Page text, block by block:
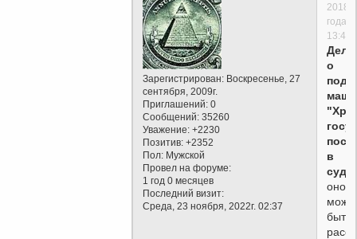
Зарегистрирован: Воскресенье, 27
сентября, 2009г.
Приглашений: 0
Сообщений: 35260
Уважение: +2230
Позитив: +2352
Пол: Мужской
Провел на форуме:
1 год 0 месяцев
Последний визит:
Среда, 23 ноября, 2022г. 02:37
2018
года,
13:40
Дело
о
в
суд
оно
быть